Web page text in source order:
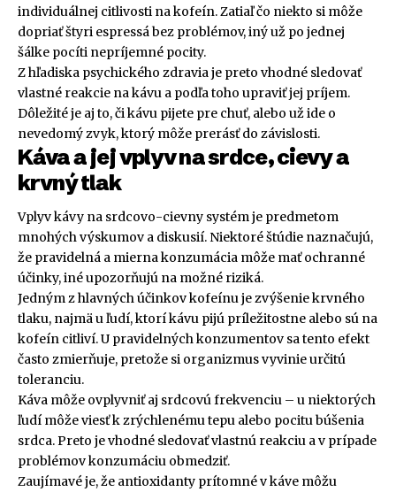
individuálnej citlivosti na kofeín. Zatiaľ čo niekto si môže
dopriať štyri espressá bez problémov, iný už po jednej
šálke pocíti nepríjemné pocity.
Z hľadiska psychického zdravia je preto vhodné sledovať
vlastné reakcie na kávu a podľa toho upraviť jej príjem.
Dôležité je aj to, či kávu pijete pre chuť, alebo už ide o
nevedomý zvyk, ktorý môže prerásť do závislosti.
Káva a jej vplyv na srdce, cievy a
krvný tlak
Vplyv kávy na srdcovo-cievny systém je predmetom
mnohých výskumov a diskusií. Niektoré štúdie naznačujú,
že pravidelná a mierna konzumácia môže mať ochranné
účinky, iné upozorňujú na možné riziká.
Jedným z hlavných účinkov kofeínu je zvýšenie krvného
tlaku, najmä u ľudí, ktorí kávu pijú príležitostne alebo sú na
kofeín citliví. U pravidelných konzumentov sa tento efekt
často zmierňuje, pretože si organizmus vyvinie určitú
toleranciu.
Káva môže ovplyvniť aj srdcovú frekvenciu – u niektorých
ľudí môže viesť k zrýchlenému tepu alebo pocitu búšenia
srdca. Preto je vhodné sledovať vlastnú reakciu a v prípade
problémov konzumáciu obmedziť.
Zaujímavé je, že antioxidanty prítomné v káve môžu